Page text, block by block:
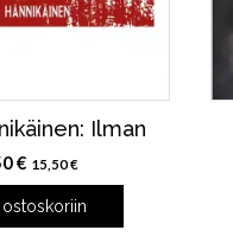
Ilman
€ 15,50€
ostoskoriin